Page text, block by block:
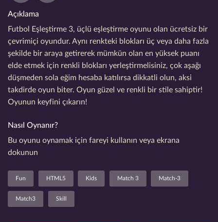
Açıklama
Futbol Eşleştirme 3, üçlü eşleştirme oyunu olan ücretsiz bir
çevrimiçi oyundur. Aynı renkteki blokları üç veya daha fazla
şekilde bir araya getirerek mümkün olan en yüksek puanı
elde etmek için renkli blokları yerleştirmelisiniz, çok aşağı
düşmeden sola eğim hesaba katılırsa dikkatli olun, aksi
takdirde oyun biter. Oyun güzel ve renkli bir stile sahiptir!
Oyunun keyfini çıkarın!
Nasıl Oynanır?
Bu oyunu oynamak için fareyi kullanın veya ekrana
dokunun
Fun HTML5 Kids Match 3 Match-3
Match3 Skill